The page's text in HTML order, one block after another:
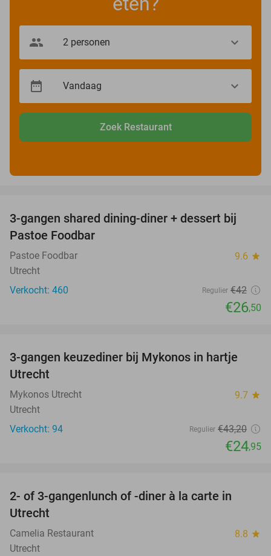
Zoek Restaurant
37%
3-gangen shared dining-diner + dessert bij
Pastoe Foodbar
Pastoe Foodbar 9.6 star
Utrecht
Verkocht: 460
Regulier €42
€26,50
42%
3-gangen keuzediner bij Mykonos in hartje
Utrecht
Mykonos Utrecht 9.7 star
Utrecht
Verkocht: 94
Regulier €43,20
€24,95
2- of 3-gangenlunch of -diner à la carte in
Utrecht
Camelia Restaurant 8.8 star
Utrecht